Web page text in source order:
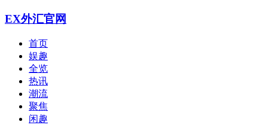
EX外汇官网
首页
娱趣
全览
热讯
潮流
聚焦
闲趣